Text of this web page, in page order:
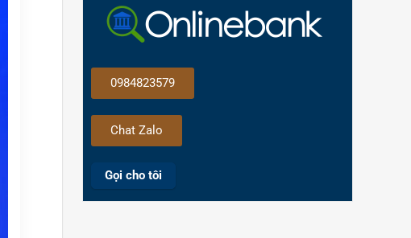
0984823579
Chat Zalo
Gọi cho tôi